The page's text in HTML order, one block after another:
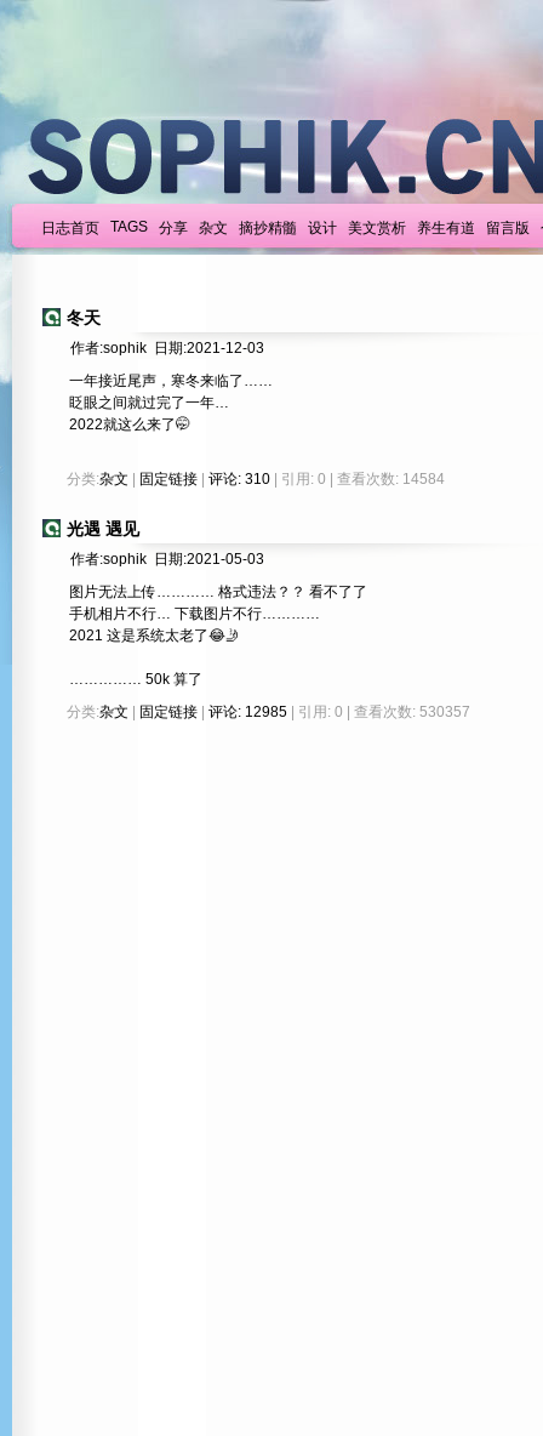
日志首页 TAGS 分享 杂文 摘抄精髓 设计 美文赏析 养生有道 留言版
冬天
作者:sophik 日期:2021-12-03
一年接近尾声，寒冬来临了……
眨眼之间就过完了一年…
2022就这么来了🤭
分类:杂文 固定链接 评论: 310 | 引用: 0 | 查看次数: 14584
光遇 遇见
作者:sophik 日期:2021-05-03
图片无法上传………… 格式违法？？ 看不了了
手机相片不行… 下载图片不行…………
2021 这是系统太老了😂🤳
…………… 50k 算了
分类:杂文 固定链接 评论: 12985 | 引用: 0 | 查看次数: 530357